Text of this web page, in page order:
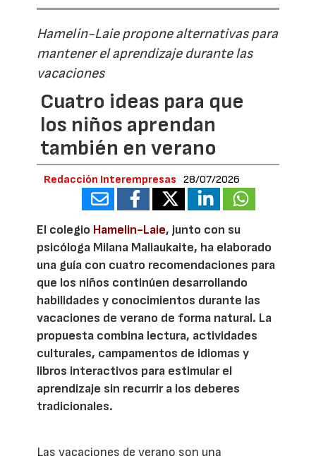
Hamelin-Laie propone alternativas para
mantener el aprendizaje durante las
vacaciones
Cuatro ideas para que
los niños aprendan
también en verano
Redacción Interempresas 28/07/2026
El colegio Hamelin-Laie, junto con su
psicóloga Milana Maliaukaite, ha elaborado
una guía con cuatro recomendaciones para
que los niños continúen desarrollando
habilidades y conocimientos durante las
vacaciones de verano de forma natural. La
propuesta combina lectura, actividades
culturales, campamentos de idiomas y
libros interactivos para estimular el
aprendizaje sin recurrir a los deberes
tradicionales.
Las vacaciones de verano son una